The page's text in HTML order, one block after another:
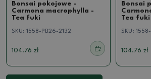
Bonsai pokojowe -
Carmona macrophylla -
Tea fuki
SKU: 1558-PB26-2132
104.76 zł
Bonsai
Tea fuki
SKU:
104.76 zł